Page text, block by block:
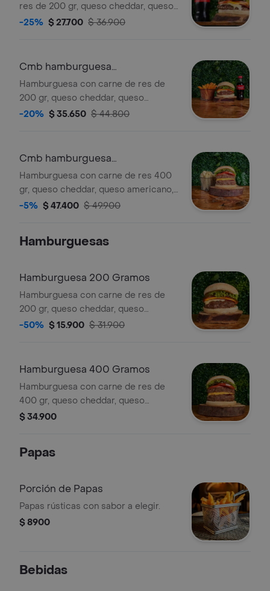
res de 200 gr, queso cheddar, queso
americano, salsa de ajo, tocineta,
-25% $ 27.700 $ 36.900
Cmb hamburguesa
200gr+bebida 250ml+papas
Hamburguesa con carne de res de
200 gr, queso cheddar, queso
americano, salsa de ajo, tocineta,
-20% $ 35.650 $ 44.800
Cmb hamburguesa
400gr+bebida 250ml+papas
Hamburguesa con carne de res 400
gr, queso cheddar, queso americano,
salsa de ajo, tocineta, pepinillos,
-5% $ 47.400 $ 49.900
Hamburguesas
Hamburguesa 200 Gramos
Hamburguesa con carne de res de
200 gr, queso cheddar, queso
americano, salsa de ajo, tocineta,
-50% $ 15.900 $ 31.900
Hamburguesa 400 Gramos
Hamburguesa con carne de res de
400 gr, queso cheddar, queso
americano, salsa de ajo, tocineta,
$ 34.900
Papas
Porción de Papas
Papas rústicas con sabor a elegir.
$ 8900
Bebidas